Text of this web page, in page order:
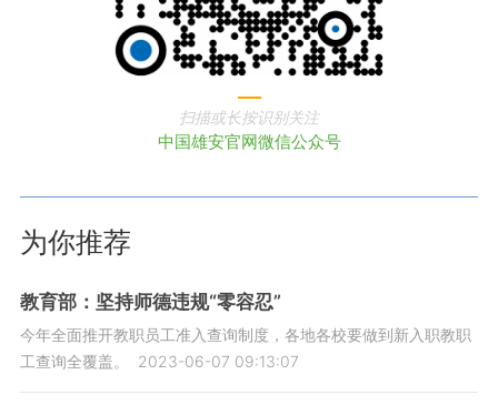
扫描或长按识别关注
中国雄安官网微信公众号
为你推荐
教育部：坚持师德违规“零容忍”
今年全面推开教职员工准入查询制度，各地各校要做到新入职教职
工查询全覆盖。
2023-06-07 09:13:07